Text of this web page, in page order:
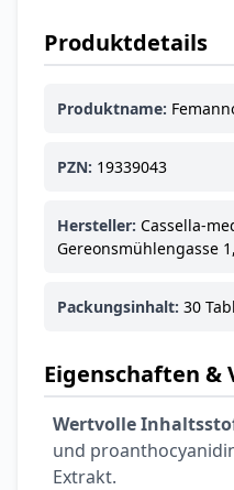
Produktdetails
Produktname:
PZN: 19339043
Hersteller: Cassella-
Gereonsmühlengasse
Packungsinhalt: 30
Eigenschaften &
Wertvolle
und
Extrakt.